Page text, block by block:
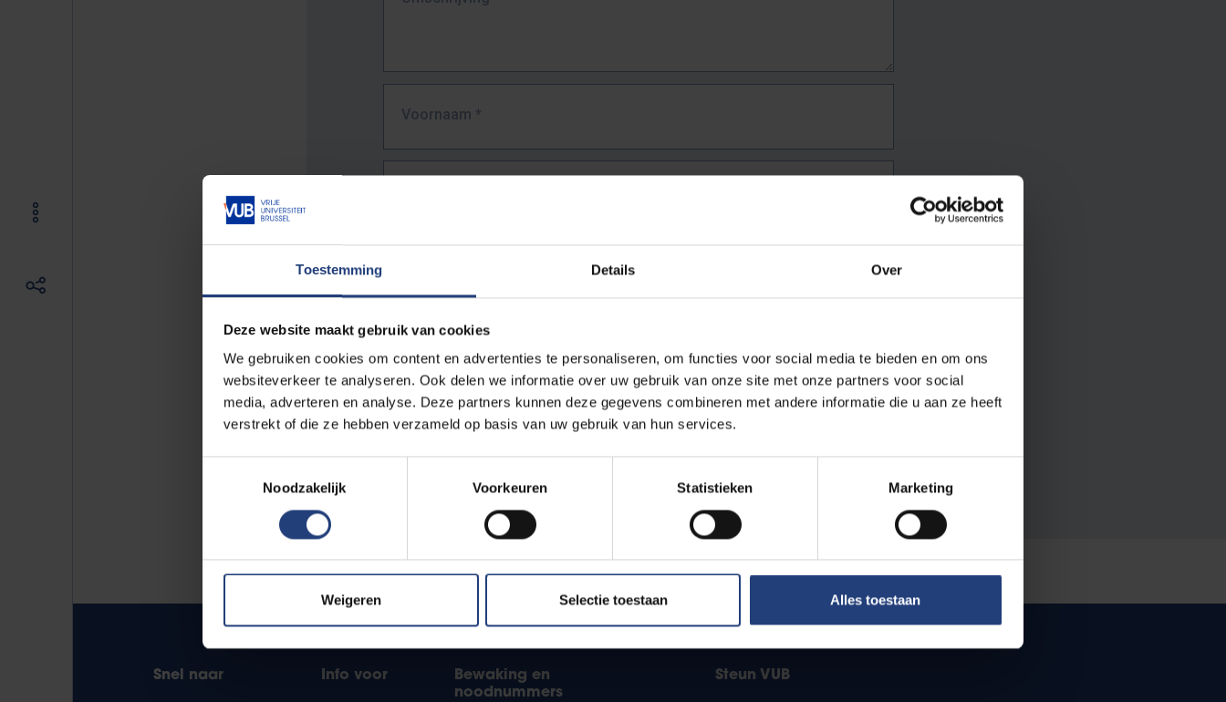
Toestemming Details Over
Deze website maakt gebruik van cookies
We gebruiken cookies om content en advertenties te personaliseren, om functies voor social media te bieden en om ons
websiteverkeer te analyseren. Ook delen we informatie over uw gebruik van onze site met onze partners voor social
media, adverteren en analyse. Deze partners kunnen deze gegevens combineren met andere informatie die u aan ze heeft
verstrekt of die ze hebben verzameld op basis van uw gebruik van hun services.
Noodzakelijk
Voorkeuren Statistieken Marketing
Weigeren Selectie toestaan Alles toestaan
Voornaam *
URL*
De volledige URL van de pagina waar je de fout zag.
Bv. https://www.vub.be/nl/studeren-aan-de-vub/alle-opleidingen
Snel naar Info voor
Bewaking en
noodnummers
Steun VUB